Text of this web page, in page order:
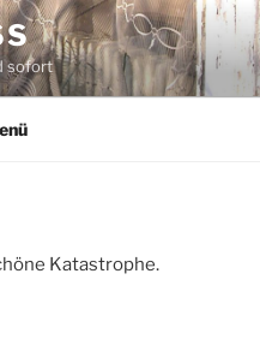
sofort
Katastrophe.